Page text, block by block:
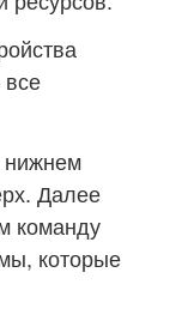
нижнем
Далее
команду
которые